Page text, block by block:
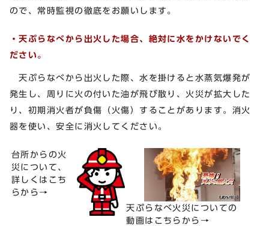
ので、常時監視の徹底をお願いします。
・天ぷらなべから出火した場合、絶対に水をかけないでく
ださい。
天ぷらなべから出火した際、水を掛けると水蒸気爆発が
発生し、周りに火の付いた油が飛び散り、火災が拡大した
り、初期消火者が負傷（火傷）することがあります。消火
器を使い、安全に消火してください。
台所からの火
災について、
詳しくはこち
らから→
天ぷらなべ火災についての
動画はこちらから→